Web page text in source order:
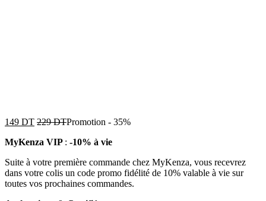
149 DT 229DTPromotion - 35%
MyKenza VIP : -10% à vie
Suite à votre première commande chez MyKenza, vous recevrez
dans votre colis un code promo fidélité de 10% valable à vie sur
toutes vos prochaines commandes.